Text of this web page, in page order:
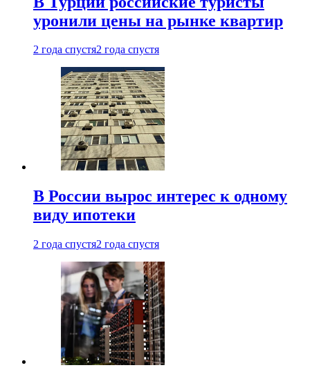
уронили цены на рынке квартир
2 года спустя2 года спустя
В России вырос интерес к одному
виду ипотеки
2 года спустя2 года спустя